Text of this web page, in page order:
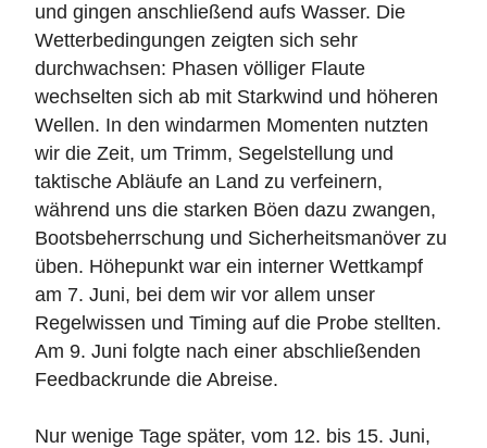
und gingen anschließend aufs Wasser. Die
Wetterbedingungen zeigten sich sehr
durchwachsen: Phasen völliger Flaute
wechselten sich ab mit Starkwind und höheren
Wellen. In den windarmen Momenten nutzten
wir die Zeit, um Trimm, Segelstellung und
taktische Abläufe an Land zu verfeinern,
während uns die starken Böen dazu zwangen,
Bootsbeherrschung und Sicherheitsmanöver zu
üben. Höhepunkt war ein interner Wettkampf
am 7. Juni, bei dem wir vor allem unser
Regelwissen und Timing auf die Probe stellten.
Am 9. Juni folgte nach einer abschließenden
Feedbackrunde die Abreise.
Nur wenige Tage später, vom 12. bis 15. Juni,